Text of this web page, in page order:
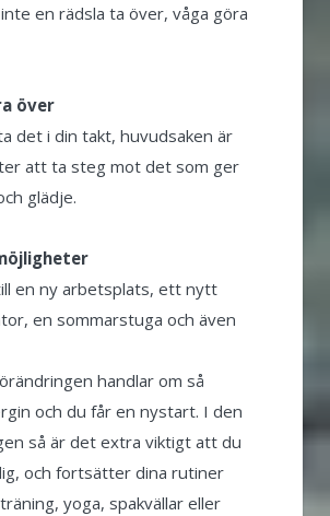
en rädsla ta över, våga göra
över
det i din takt, huvudsaken är
att ta steg mot det som ger
glädje.
en ny arbetsplats, ett nytt
en sommarstuga och även
handlar om så
och du får en nystart. I den
så är det extra viktigt att du
och fortsätter dina rutiner
yoga, spakvällar eller